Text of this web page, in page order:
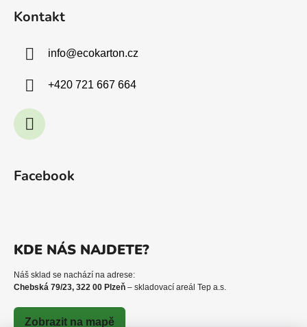
Kontakt
info@ecokarton.cz
+420 721 667 664
Facebook
KDE NÁS NAJDETE?
Náš sklad se nachází na adrese:
Chebská 79/23, 322 00 Plzeň – skladovací areál Tep a.s.
Zobrazit na mapě